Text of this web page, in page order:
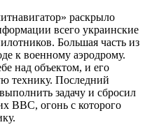
раскрыло
всего украинские
Большая часть из
к военному аэродрому.
над объектом, и его
технику. Последний
задачу и сбросил
ВВС, огонь с которого